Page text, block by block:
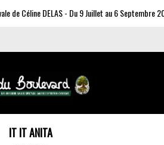
de Céline DELAS - Du 9 Juillet au 6 Septembre
IT IT ANITA